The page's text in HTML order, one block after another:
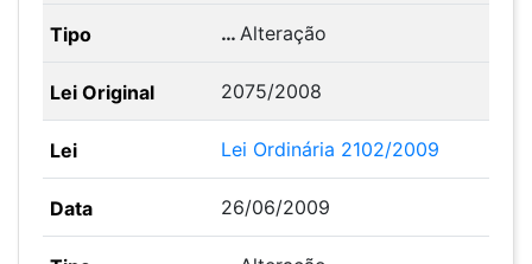
…Alteração
2075/2008
Lei Ordinária 2102/2009
26/06/2009